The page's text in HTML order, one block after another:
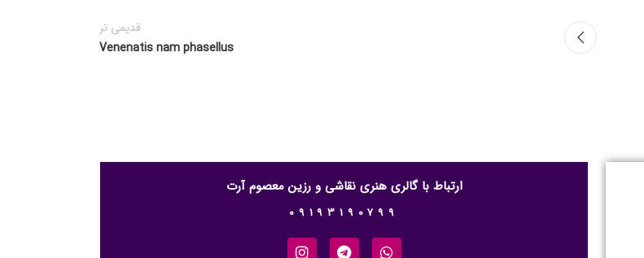
قدیمی تر
Venenatis nam phasellus
ارتباط با گالری هنری نقاشی و رزین معصوم آرت
09193190799